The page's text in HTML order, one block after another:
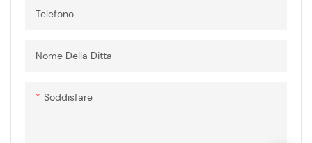
Telefono
Nome Della Ditta
Soddisfare